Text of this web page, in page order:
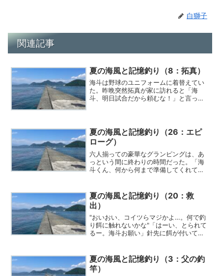
白獅子
関連記事
夏の海風と記憶釣り（8：拓真）
海斗は野球のユニフォームに着替えてい
た。昨晩突然拓真が家に訪れると「海
斗、明日試合だから頼むな！」と言って
夏の海風と記憶釣り（26：エピ
ローグ）
六人揃っての豪華なグランピングは、あ
っという間に終わりの時間だった。「海
斗くん、何から何まで準備してくれて、
夏の海風と記憶釣り（20：救
出）
"おいおい、コイツらマジかよ…。何で釣
り餌に触れないかな"「はーい、とられて
るー。海斗お願い」針先に餌が付いてい
夏の海風と記憶釣り（3：父の釣
竿）